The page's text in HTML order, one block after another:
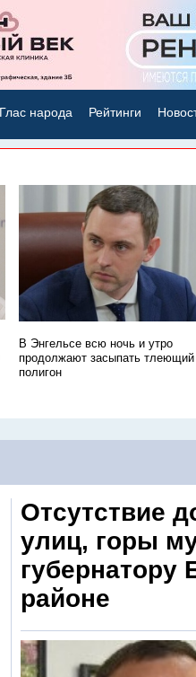
Глас народа Рейтинги
В Энгельсе всю ночь и утро
продолжают засыпать тлеющий
полигон
Отсутствие
улиц, горы
губернатору
районе